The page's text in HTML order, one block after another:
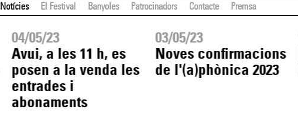
Notícies El Festival Banyoles Patrocinadors Contacte Premsa
04/05/23
Avui, a les 11 h, es
posen a la venda les
entrades i
abonaments
03/05/23
Noves confirmacions
de l'(a)phònica 2023